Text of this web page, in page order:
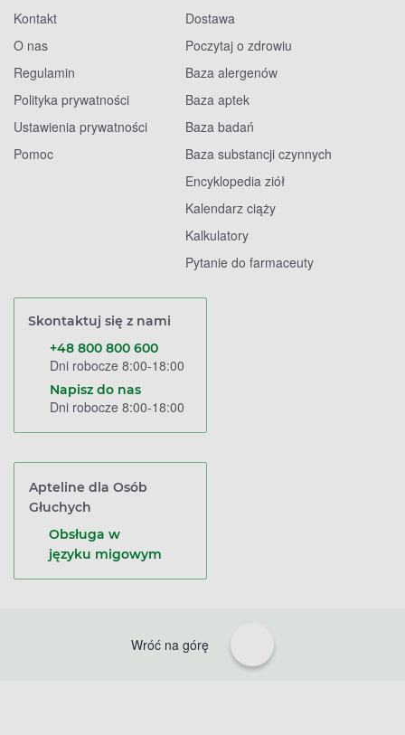
Kontakt
O nas
Regulamin
Polityka prywatności
Ustawienia prywatności
Pomoc
Dostawa
Poczytaj o zdrowiu
Baza alergenów
Baza aptek
Baza badań
Baza substancji czynnych
Encyklopedia ziół
Kalendarz ciąży
Kalkulatory
Pytanie do farmaceuty
Skontaktuj się z nami
+48 800 800 600
Dni robocze 8:00-18:00
Napisz do nas
Dni robocze 8:00-18:00
Apteline dla Osób
Głuchych
Obsługa w
języku migowym
Wróć na górę